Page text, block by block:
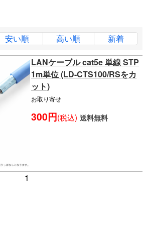
安い順 高い順 新着
LANケーブル cat5e 単線 STP
1m単位 (LD-CTS100/RSをカ
ット)
お取り寄せ
300円(税込) 送料無料
1